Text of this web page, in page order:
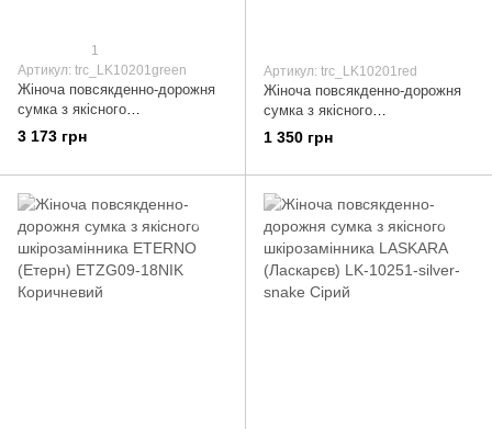
1
Артикул: trc_LK10201green
Жіноча повсякденно-дорожня
сумка з якісного
шкірозамінника LASKARA
(Ласкарєв) LK10201-green
3 173 грн
Артикул: trc_LK10201red
Жіноча повсякденно-дорожня
сумка з якісного
шкірозамінника LASKARA
(Ласкарєв) LK10201-red
1 350 грн